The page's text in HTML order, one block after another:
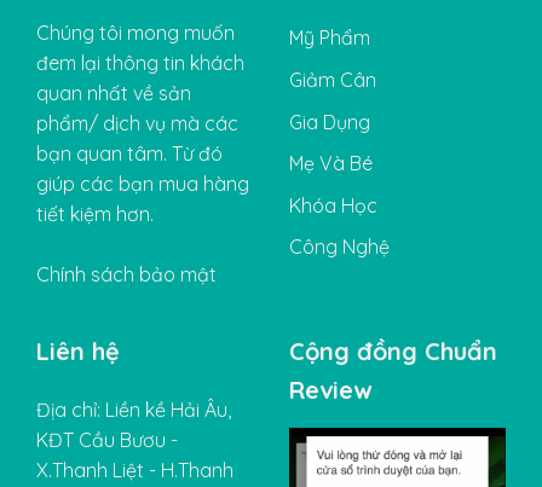
Chúng tôi mong muốn
đem lại thông tin khách
quan nhất về sản
phẩm/ dịch vụ mà các
bạn quan tâm. Từ đó
giúp các bạn mua hàng
tiết kiệm hơn.
Chính sách bảo mật
Mỹ Phẩm
Giảm Cân
Gia Dụng
Mẹ Và Bé
Khóa Học
Công Nghệ
Liên hệ
Địa chỉ: Liền kề Hải Âu,
KĐT Cầu Bươu -
X.Thanh Liệt - H.Thanh
Cộng đồng Chuẩn
Review